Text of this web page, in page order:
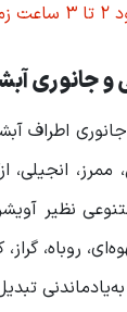
اطراف
ممرز،
نظیر
روباه،